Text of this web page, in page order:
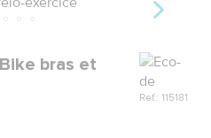
bras et
Marque
Ref.: 115181